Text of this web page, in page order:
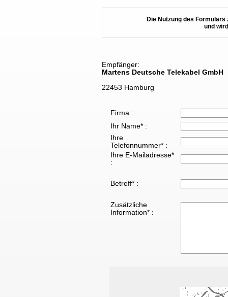
Die Nutzung des
und
Empfänger:
Martens Deutsche Telekabel GmbH
22453 Hamburg
Firma :
Ihr Name* :
Ihre
Telefonnummer* :
Ihre E-Mailadresse*
:
Betreff* :
Zusätzliche
Information* :